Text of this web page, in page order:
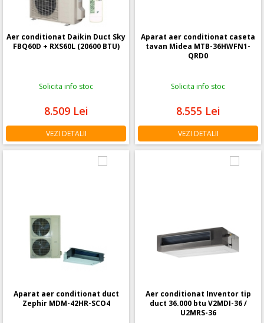
Aer conditionat Daikin Duct Sky
FBQ60D + RXS60L (20600 BTU)
Solicita info stoc
8.509 Lei
VEZI DETALII
Aparat aer conditionat caseta
tavan Midea MTB-36HWFN1-
QRD0
Solicita info stoc
8.555 Lei
VEZI DETALII
Aparat aer conditionat duct
Zephir MDM-42HR-SCO4
Aer conditionat Inventor tip
duct 36.000 btu V2MDI-36 /
U2MRS-36